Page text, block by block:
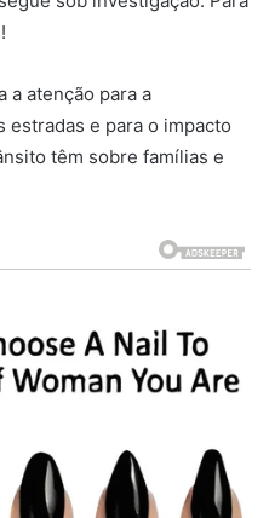
a atenção para a
estradas e para o impacto
têm sobre famílias e